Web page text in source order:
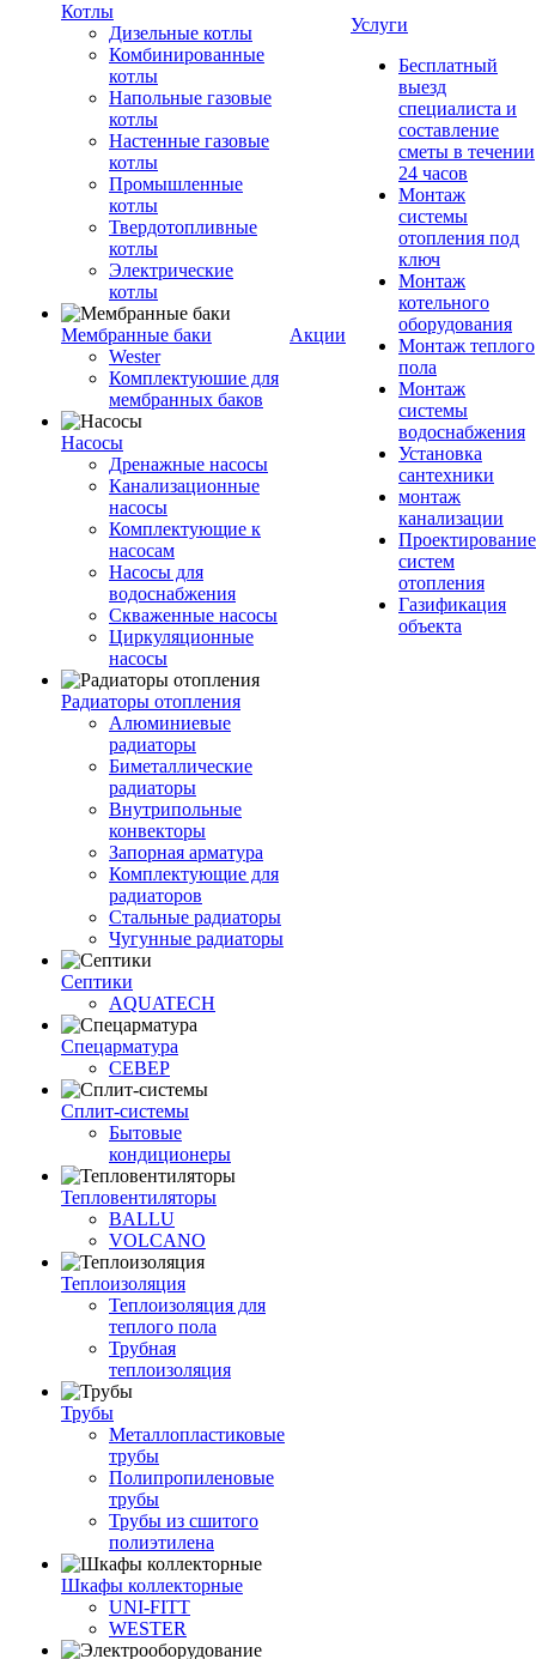
Котлы
Дизельные котлы
Комбинированные
котлы
Напольные газовые
котлы
Настенные газовые
котлы
Промышленные
котлы
Твердотопливные
котлы
Электрические
котлы
Мембранные баки
Wester
Комплектуюшие для
мембранных баков
Насосы
Дренажные насосы
Канализационные
насосы
Комплектующие к
насосам
Насосы для
водоснабжения
Скваженные насосы
Циркуляционные
насосы
Радиаторы отопления
Алюминиевые
радиаторы
Биметаллические
радиаторы
Внутрипольные
конвекторы
Запорная арматура
Комплектующие для
радиаторов
Стальные радиаторы
Чугунные радиаторы
Септики
AQUATECH
Спецарматура
СЕВЕР
Сплит-системы
Бытовые
кондиционеры
Тепловентиляторы
BALLU
VOLCANO
Теплоизоляция
Теплоизоляция для
теплого пола
Трубная
теплоизоляция
Трубы
Металлопластиковые
трубы
Полипропиленовые
трубы
Трубы из сшитого
полиэтилена
Шкафы коллекторные
UNI-FITT
WESTER
Акции
Услуги
Бесплатный
выезд
специалиста и
составление
сметы в течении
24 часов
Монтаж
системы
отопления под
ключ
Монтаж
котельного
оборудования
Монтаж теплого
пола
Монтаж
системы
водоснабжения
Установка
сантехники
монтаж
канализации
Проектирование
систем
отопления
Газификация
объекта